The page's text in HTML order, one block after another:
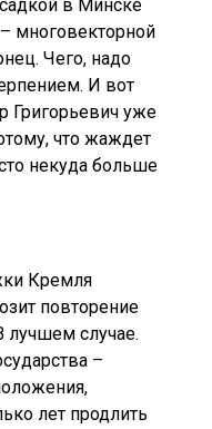
в Минске
многовекторной
Чего, надо
И вот
Григорьевич уже
что жаждет
некуда больше
Кремля
повторение
лучшем случае.
–
лет продлить